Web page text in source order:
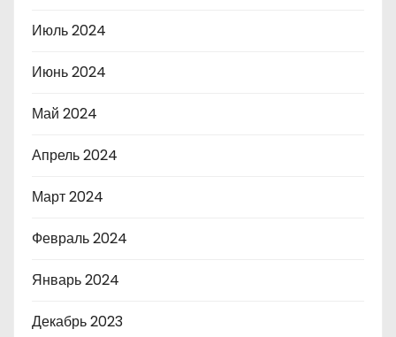
Июль 2024
Июнь 2024
Май 2024
Апрель 2024
Март 2024
Февраль 2024
Январь 2024
Декабрь 2023